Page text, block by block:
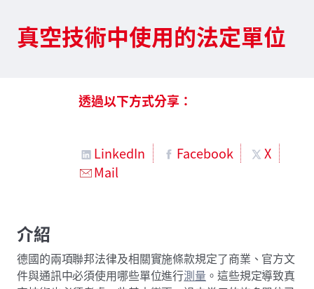
真空技術中使用的法定單位
透過以下方式分享：
LinkedIn Facebook
X
Mail
介紹
德國的兩項聯邦法律及相關實施條款規定了商業、官方文
件與通訊中必須使用哪些單位進行測量 。這些規定導致真